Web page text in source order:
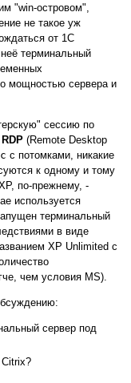
"win-островом",
не такое уж
от 1С
терминальный
мощностью сервера и
сессию по
RDP (Remote Desktop
с потомками, никакие
к одному и тому
по-прежнему, -
используется
терминальный
в виде
XP Unlimited с
чем условия MS).
сервер под